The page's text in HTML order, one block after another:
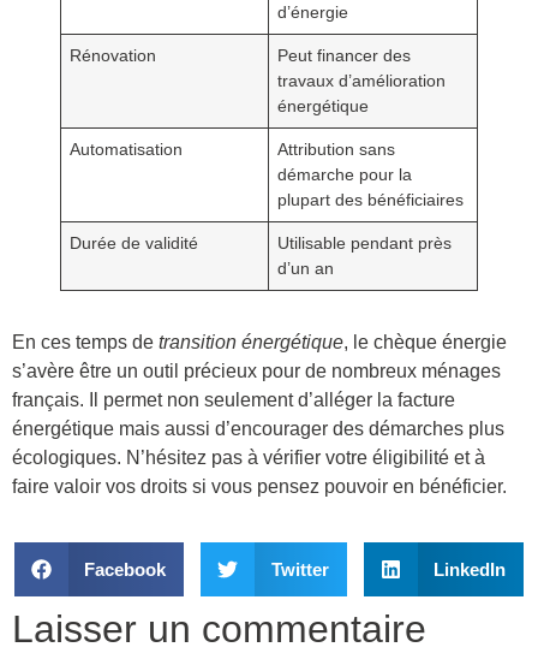
d’énergie
Rénovation
Peut financer des
travaux d’amélioration
énergétique
Automatisation
Attribution sans
démarche pour la
plupart des bénéficiaires
Durée de validité
Utilisable pendant près
d’un an
En ces temps de transition énergétique, le chèque énergie
s’avère être un outil précieux pour de nombreux ménages
français. Il permet non seulement d’alléger la facture
énergétique mais aussi d’encourager des démarches plus
écologiques. N’hésitez pas à vérifier votre éligibilité et à
faire valoir vos droits si vous pensez pouvoir en bénéficier.
Facebook Twitter LinkedIn
Laisser un commentaire